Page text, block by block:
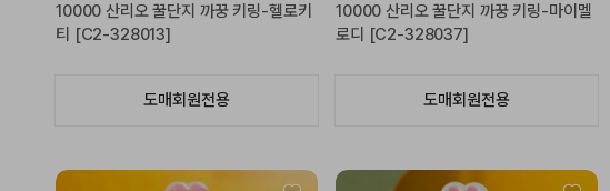
10000 산리오 꿀단지 까꿍 키링-헬로키
티 [C2-328013]
도매회원전용
10000 산리오 꿀단지 까꿍 키링-마이멜
로디 [C2-328037]
도매회원전용